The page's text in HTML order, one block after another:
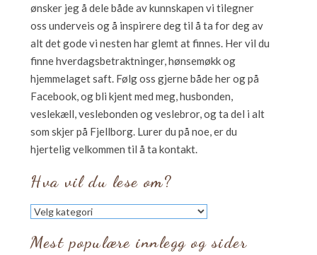
ønsker jeg å dele både av kunnskapen vi tilegner
oss underveis og å inspirere deg til å ta for deg av
alt det gode vi nesten har glemt at finnes. Her vil du
finne hverdagsbetraktninger, hønsemøkk og
hjemmelaget saft. Følg oss gjerne både her og på
Facebook, og bli kjent med meg, husbonden,
veslekæll, veslebonden og veslebror, og ta del i alt
som skjer på Fjellborg. Lurer du på noe, er du
hjertelig velkommen til å ta kontakt.
Hva vil du lese om?
Hva
vil
du
lese
Mest populære innlegg og sider